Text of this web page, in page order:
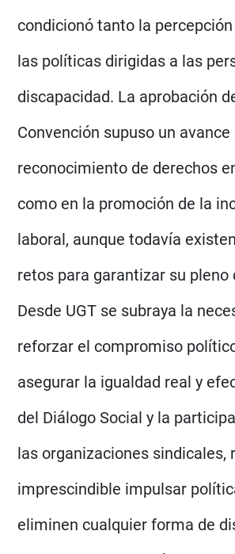
condicionó tanto la
las políticas dirigidas a las
discapacidad. La aprobación
Convención supuso un
reconocimiento de derechos
como en la promoción de la
laboral, aunque todavía
retos para garantizar su
Desde UGT se subraya la
reforzar el compromiso
asegurar la igualdad real y
del Diálogo Social y la
las organizaciones sindicales,
imprescindible impulsar
eliminen cualquier forma de